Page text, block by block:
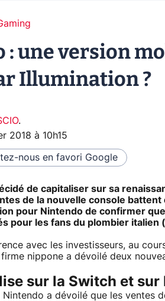
: une version
Illumination ?
.
2018 à 10h15
nous en favori Google
de capitaliser sur sa
de la nouvelle console
pour Nintendo de confirmer
pour les fans du plombier italien
avec les investisseurs, au
nippone a dévoilé deux
sur la Switch et sur
Nintendo a dévoilé que les ventes